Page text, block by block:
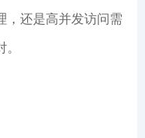
，还是高并发访问需